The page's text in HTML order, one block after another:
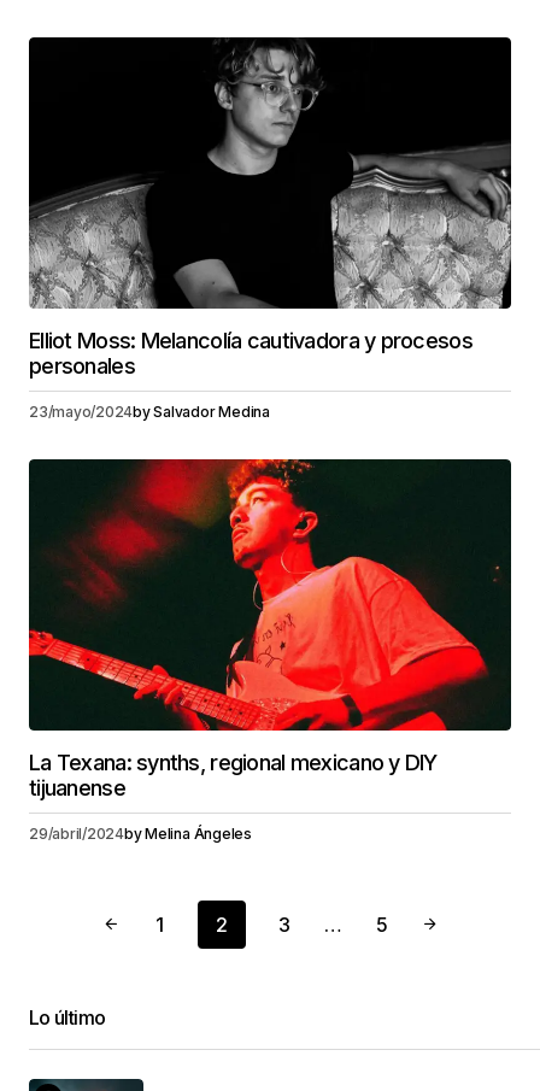
Elliot Moss: Melancolía cautivadora y procesos
personales
23/mayo/2024bySalvador Medina
La Texana: synths, regional mexicano y DIY
tijuanense
29/abril/2024byMelina Ángeles
1 2 3 … 5
Lo último